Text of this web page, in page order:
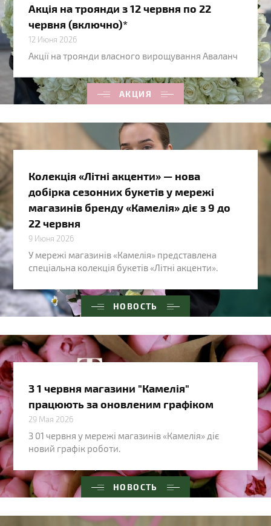
АКЦИЯ
Акція на троянди з 12 червня по 22
червня (включно)*
12 Июня 2026
Акції на троянди власного вирощування Аваланч
НОВОСТЬ
Колекція «Літні акценти» — нова
добірка сезонних букетів у мережі
магазинів бренду «Камелія» діє з 9 до
22 червня
9 Июня 2026
У мережі магазинів «Камелія» представлена
спеціальна колекція букетів «Літні акценти».
НОВОСТЬ
З 1 червня магазини "Камелія"
працюють за оновленим графіком
29 Мая 2026
З 01 червня у мережі магазинів «Камелія» діє
новий графік роботи.